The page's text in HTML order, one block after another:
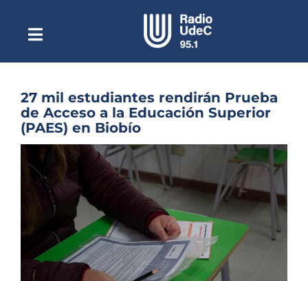
contenidoToggle
NavigationEscuchar Radio UdeC en vivo
Quiénes Somos
Programación
Podcast
Noticias
Reportajes
Columnas
Música Clásica
27 mil estudiantes rendirán Prueba
de Acceso a la Educación Superior
(PAES) en Biobío
imagen
grande